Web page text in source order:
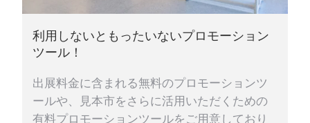
利用しないともったいないプロモーション
ツール！
出展料金に含まれる無料のプロモーションツ
ールや、見本市をさらに活用いただくための
有料プロモーションツールをご用意しており